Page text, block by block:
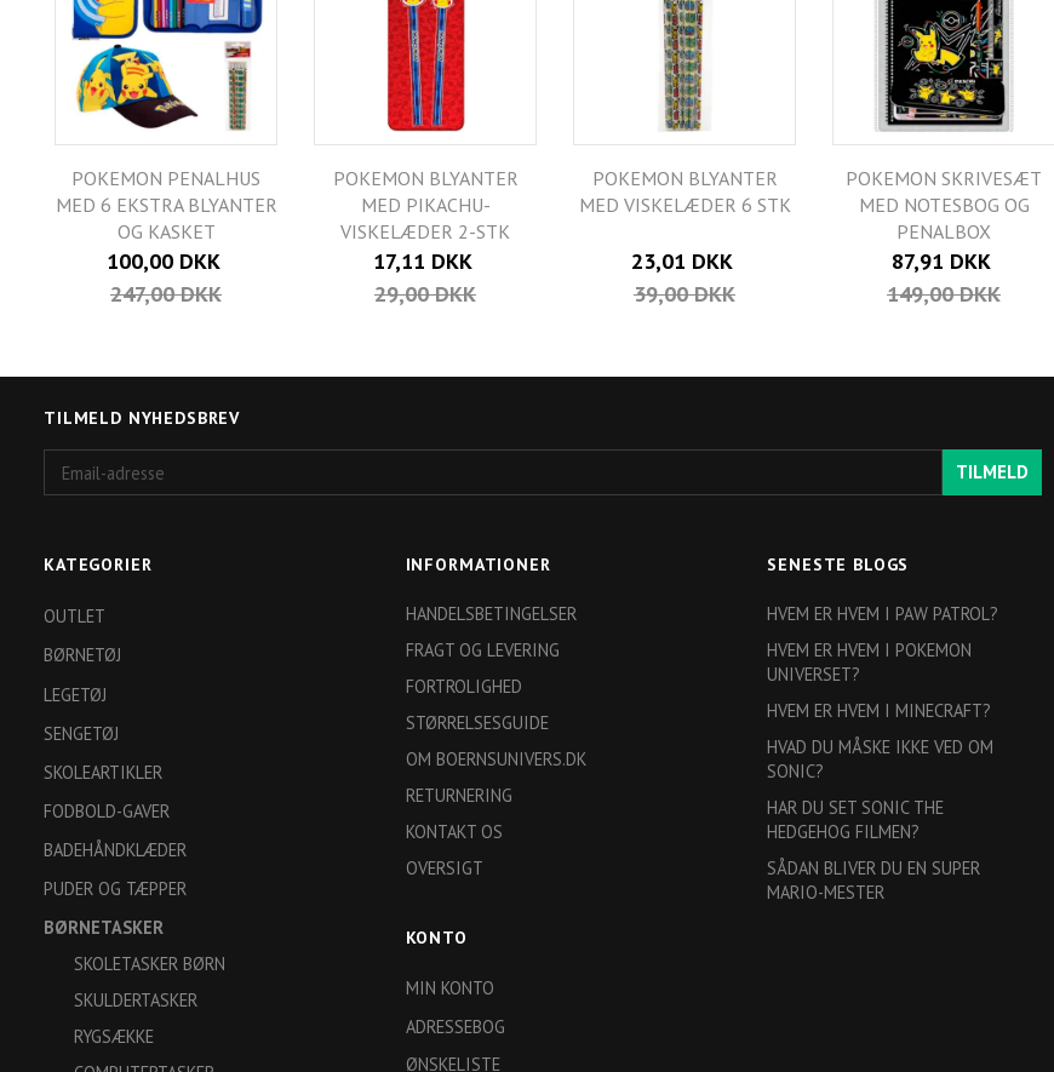
POKEMON PENALHUS
MED 6 EKSTRA BLYANTER
OG KASKET
100,00 DKK
247,00 DKK
POKEMON BLYANTER
MED PIKACHU-
VISKELÆDER 2-STK
17,11 DKK
29,00 DKK
POKEMON BLYANTER
MED VISKELÆDER 6 STK
23,01 DKK
39,00 DKK
POKEMON SKRIVESÆT
MED NOTESBOG OG
PENALBOX
87,91 DKK
149,00 DKK
TILMELD NYHEDSBREV
adresse
TILMELD
KATEGORIER
OUTLET
BØRNETØJ
LEGETØJ
SENGETØJ
SKOLEARTIKLER
FODBOLD-GAVER
BADEHÅNDKLÆDER
PUDER OG TÆPPER
BØRNETASKER
SKOLETASKER BØRN
SKULDERTASKER
RYGSÆKKE
INFORMATIONER
HANDELSBETINGELSER
FRAGT OG LEVERING
FORTROLIGHED
STØRRELSESGUIDE
OM BOERNSUNIVERS.DK
RETURNERING
KONTAKT OS
OVERSIGT
KONTO
MIN KONTO
ADRESSEBOG
ØNSKELISTE
SENESTE BLOGS
HVEM ER HVEM I PAW PATROL?
HVEM ER HVEM I POKEMON
UNIVERSET?
HVEM ER HVEM I MINECRAFT?
HVAD DU MÅSKE IKKE VED OM
SONIC?
HAR DU SET SONIC THE
HEDGEHOG FILMEN?
SÅDAN BLIVER DU EN SUPER
MARIO-MESTER